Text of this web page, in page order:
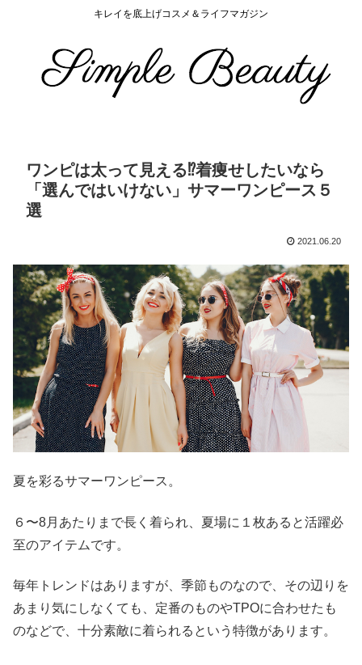
キレイを底上げコスメ＆ライフマガジン
ワンピは太って見える⁉︎着痩せしたいなら
「選んではいけない」サマーワンピース５
選
2021.06.20
夏を彩るサマーワンピース。
６〜8月あたりまで長く着られ、夏場に１枚あると活躍必
至のアイテムです。
毎年トレンドはありますが、季節ものなので、その辺りを
あまり気にしなくても、定番のものやTPOに合わせたも
のなどで、十分素敵に着られるという特徴があります。